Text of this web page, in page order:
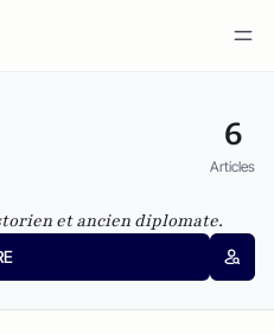
6
Articles
et ancien diplomate.